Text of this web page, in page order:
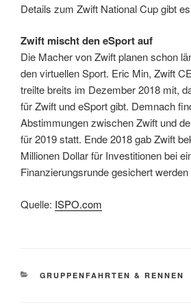
Details zum Zwift National Cup gibt es
Zwift mischt den eSport auf
Die Macher von Zwift planen schon
den virtuellen Sport. Eric Min, Zwift
treilte breits im Dezember 2018 mit,
für Zwift und eSport gibt. Demnach
Abstimmungen zwischen Zwift und
für 2019 statt. Ende 2018 gab Zwift
Millionen Dollar für Investitionen bei
Finanzierungsrunde gesichert werden
Quelle: ISPO.com
KATEGORIEN
GRUPPENFAHRTEN & RENNEN